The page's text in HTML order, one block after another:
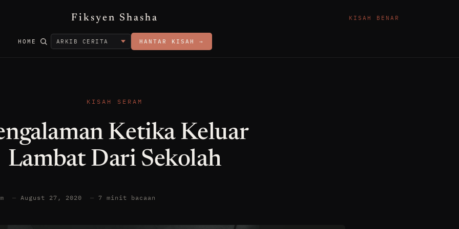
Fiksyen Shasha KISAH BENAR
HOME HANTAR KISAH →
KISAH SERAM
Ketika Keluar
Lambat Dari Sekolah
— August 27, 2020 — 7 minit bacaan